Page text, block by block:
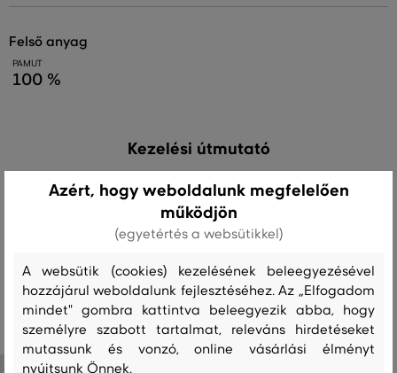
felső anyag
PAMUT
100 %
Kezelési útmutató
SZÁRÍTÁS
Ajánlott termékek
Azért, hogy weboldalunk megfelelően
működjön
(egyetértés a websütikkel)
A websütik (cookies) kezelésének beleegyezésével
hozzájárul weboldalunk fejlesztéséhez. Az „Elfogadom
mindet" gombra kattintva beleegyezik abba, hogy
személyre szabott tartalmat, releváns hirdetéseket
mutassunk és vonzó, online vásárlási élményt
nyújtsunk Önnek.